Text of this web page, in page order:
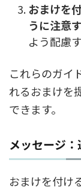
おまけを
うに注意
よう配慮
これらのガイ
れるおまけを
できます。
メッセージ
おまけを付け